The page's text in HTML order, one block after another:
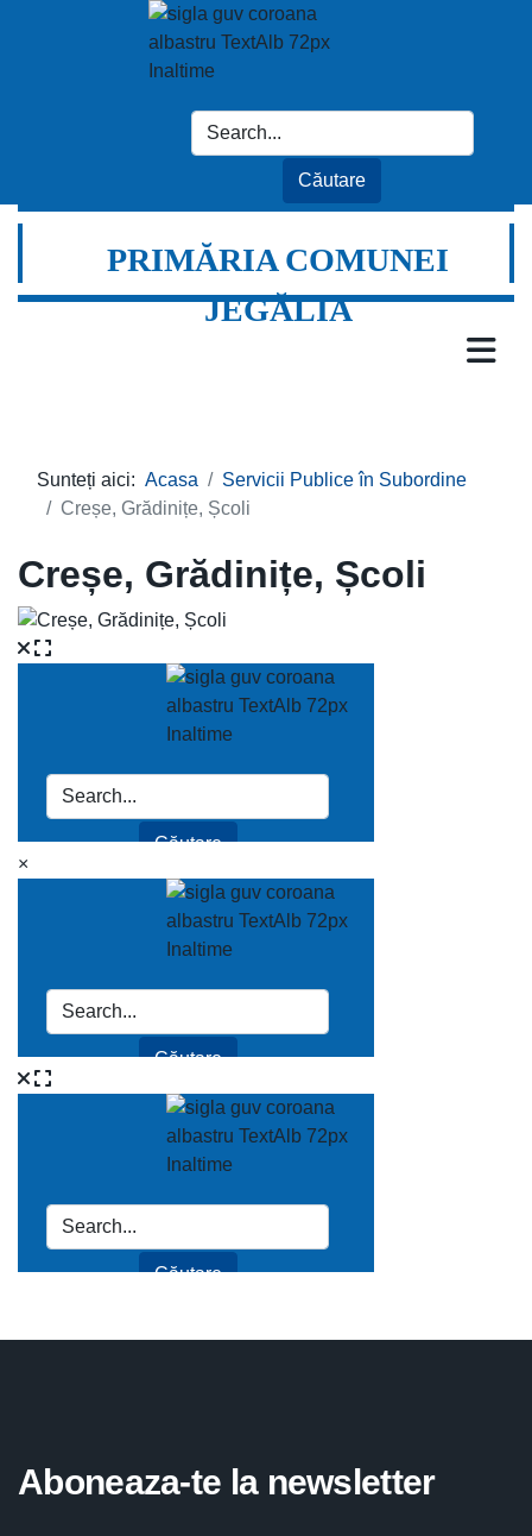
PRIMĂRIA COMUNEI
JEGĂLIA
Sunteți aici: Acasa
Servicii Publice în Subordine
Creșe, Grădinițe, Școli
Creșe, Grădinițe, Școli
×
Aboneaza-te la newsletter